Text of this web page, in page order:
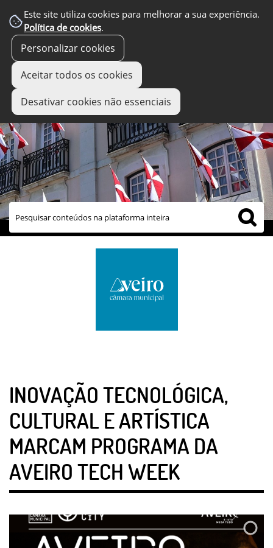
Este site utiliza cookies para melhorar a sua experiência.
Política de cookies.
Personalizar cookies
Aceitar todos os cookies
Desativar cookies não essenciais
links úteis
INOVAÇÃO TECNOLÓGICA,
CULTURAL E ARTÍSTICA
MARCAM PROGRAMA DA
AVEIRO TECH WEEK